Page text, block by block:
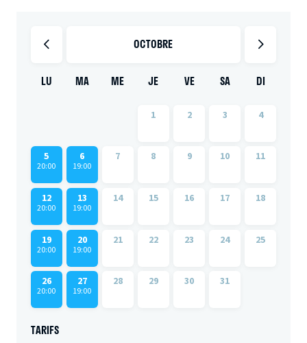
OCTOBRE
LU MA ME JE VE SA DI
1 2 3 4
5
20:00
6
19:00
7 8 9 10 11
12
20:00
13
19:00
14 15 16 17 18
19
20:00
20
19:00
21 22 23 24 25
26
20:00
27
19:00
28 29 30 31
TARIFS